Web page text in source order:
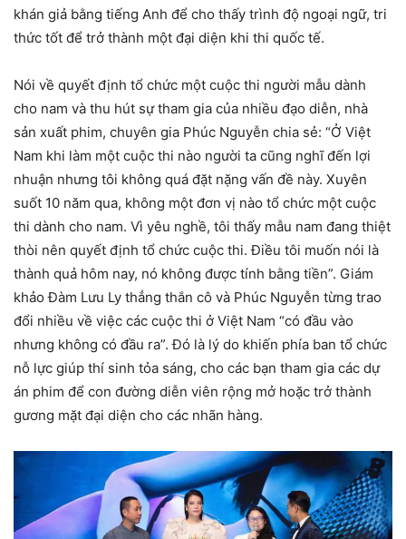
khán giả bằng tiếng Anh để cho thấy trình độ ngoại ngữ, tri
thức tốt để trở thành một đại diện khi thi quốc tế.
Nói về quyết định tổ chức một cuộc thi người mẫu dành
cho nam và thu hút sự tham gia của nhiều đạo diễn, nhà
sản xuất phim, chuyên gia Phúc Nguyễn chia sẻ: “Ở Việt
Nam khi làm một cuộc thi nào người ta cũng nghĩ đến lợi
nhuận nhưng tôi không quá đặt nặng vấn đề này. Xuyên
suốt 10 năm qua, không một đơn vị nào tổ chức một cuộc
thi dành cho nam. Vì yêu nghề, tôi thấy mẫu nam đang thiệt
thòi nên quyết định tổ chức cuộc thi. Điều tôi muốn nói là
thành quả hôm nay, nó không được tính bằng tiền”. Giám
khảo Đàm Lưu Ly thẳng thắn cô và Phúc Nguyễn từng trao
đổi nhiều về việc các cuộc thi ở Việt Nam “có đầu vào
nhưng không có đầu ra”. Đó là lý do khiến phía ban tổ chức
nỗ lực giúp thí sinh tỏa sáng, cho các bạn tham gia các dự
án phim để con đường diễn viên rộng mở hoặc trở thành
gương mặt đại diện cho các nhãn hàng.